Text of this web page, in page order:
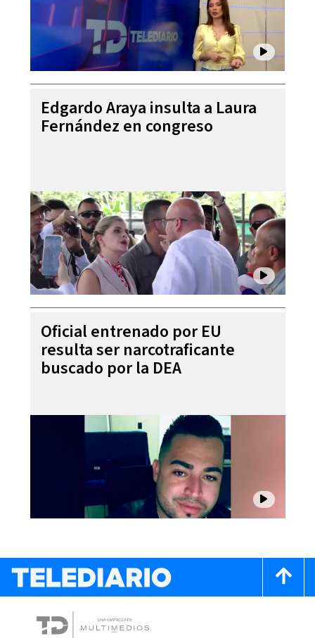
Edgardo Araya insulta a Laura
Fernández en congreso
Oficial entrenado por EU
resulta ser narcotraficante
buscado por la DEA